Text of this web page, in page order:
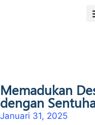
Memadukan
dengan
Januari 31, 2025